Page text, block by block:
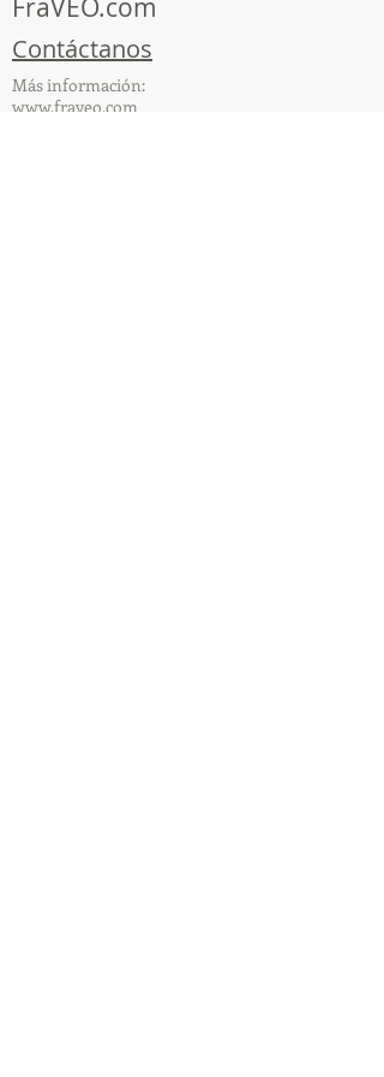
FraVEO.com
Contáctanos
Más información:
www.fraveo.com